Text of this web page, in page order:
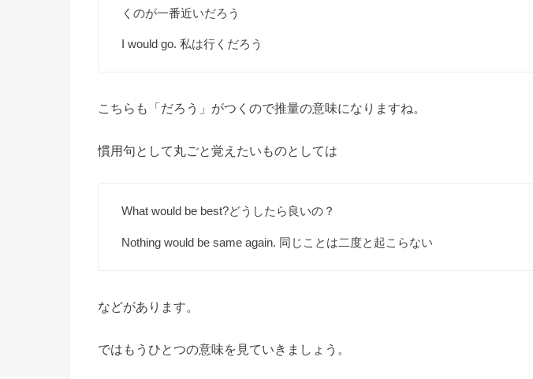
くのが一番近いだろう
I would go. 私は行くだろう
こちらも「だろう」がつくので推量の意味になりますね。
慣用句として丸ごと覚えたいものとしては
What would be best?どうしたら良いの？
Nothing would be same again. 同じことは二度と起こらない
などがあります。
ではもうひとつの意味を見ていきましょう。